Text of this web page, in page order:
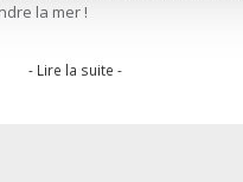
la mer !
- Lire la suite -